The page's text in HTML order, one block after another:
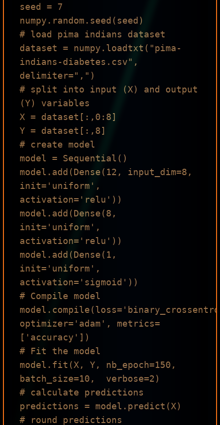
seed = 7
numpy.random.seed(seed)
# load pima indians dataset
dataset = numpy.loadtxt("pima-
indians-diabetes.csv",
delimiter=",")
# split into input (X) and output
(Y) variables
X = dataset[:,0:8]
Y = dataset[:,8]
# create model
model = Sequential()
model.add(Dense(12, input_dim=8,
init='uniform',
activation='relu'))
model.add(Dense(8,
init='uniform',
activation='relu'))
model.add(Dense(1,
init='uniform',
activation='sigmoid'))
# Compile model
optimizer='adam', metrics=
['accuracy'])
# Fit the model
model.fit(X, Y, nb_epoch=150,
batch_size=10,  verbose=2)
# calculate predictions
predictions = model.predict(X)
# round predictions